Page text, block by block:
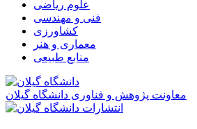
علوم ریاضی
فنی و مهندسی
کشاورزی
معماری و هنر
منابع طبیعی
معاونت پژوهش و فناوری دانشگاه گیلان